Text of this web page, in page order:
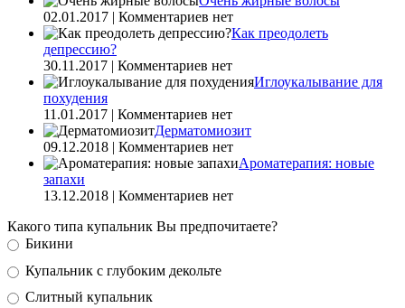
02.01.2017 | Комментариев нет
Как преодолеть
депрессию?
30.11.2017 | Комментариев нет
Иглоукалывание для
похудения
11.01.2017 | Комментариев нет
Дерматомиозит
09.12.2018 | Комментариев нет
Ароматерапия: новые
запахи
13.12.2018 | Комментариев нет
Какого типа купальник Вы предпочитаете?
Бикини
Купальник с глубоким декольте
Слитный купальник